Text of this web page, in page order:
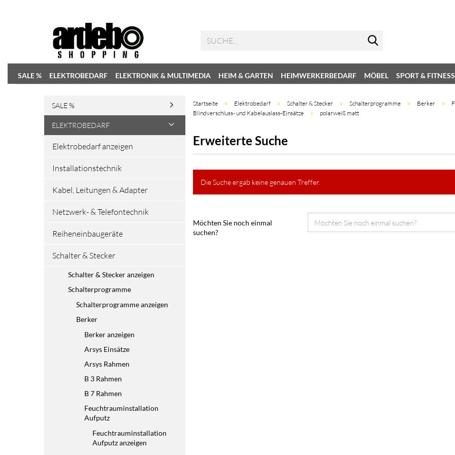
SALE % ELEKTROBEDARF ELEKTRONIK & MULTIMEDIA HEIM & GARTEN HEIMWERKERBEDARF MÖBEL SPORT & FITNESS
Startseite » Elektrobedarf » Schalter & Stecker » Schalterprogramme » Berker »
Blindverschluss- und Kabelauslass-Einsätze » polarweiß matt
Erweiterte Suche
Die Suche ergab keine genauen Treffer.
Möchten Sie noch einmal
suchen?
SALE %
ELEKTROBEDARF
Elektrobedarf anzeigen
Installationstechnik
Kabel, Leitungen & Adapter
Netzwerk- & Telefontechnik
Reiheneinbaugeräte
Schalter & Stecker
Schalter & Stecker anzeigen
Schalterprogramme
Schalterprogramme anzeigen
Berker
Berker anzeigen
Arsys Einsätze
Arsys Rahmen
B 3 Rahmen
B 7 Rahmen
Feuchtrauminstallation
Aufputz
Feuchtrauminstallation
Aufputz anzeigen